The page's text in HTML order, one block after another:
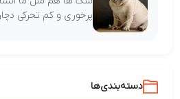
پرخوری و کم تحرکی
ا...
دسته‌بندی‌ها